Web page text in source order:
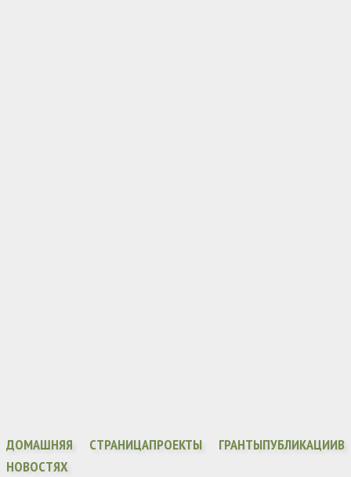
ДОМАШНЯЯ СТРАНИЦАПРОЕКТЫ ГРАНТЫПУБЛИКАЦИИВ
НОВОСТЯХ